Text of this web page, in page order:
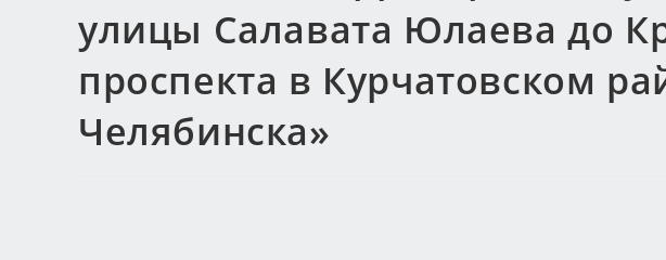
улицы Салавата Юлаева до
проспекта в Курчатовском
Челябинска»